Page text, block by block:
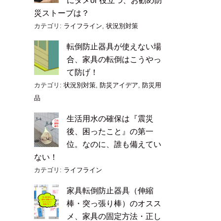
災ストーブは？
カテゴリ: ライフライン,状況別対策
転倒防止器具が使えない場
合、家具の転倒はこうやっ
て防げ！
カテゴリ:状況別対策, 防災アイデア, 防災用
品
生活用水の確保は『震災
後、困ったこと』の第一
位。なのに、誰も備えてい
ない！
カテゴリ: ライフライン
家具転倒防止器具（伸縮
棒・突っ張り棒）のオスス
メ、家具の固定方法・正し